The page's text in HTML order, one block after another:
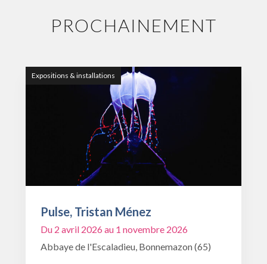
PROCHAINEMENT
Expositions & installations
Pulse, Tristan Ménez
Du 2 avril 2026 au 1 novembre 2026
Abbaye de l'Escaladieu, Bonnemazon (65)